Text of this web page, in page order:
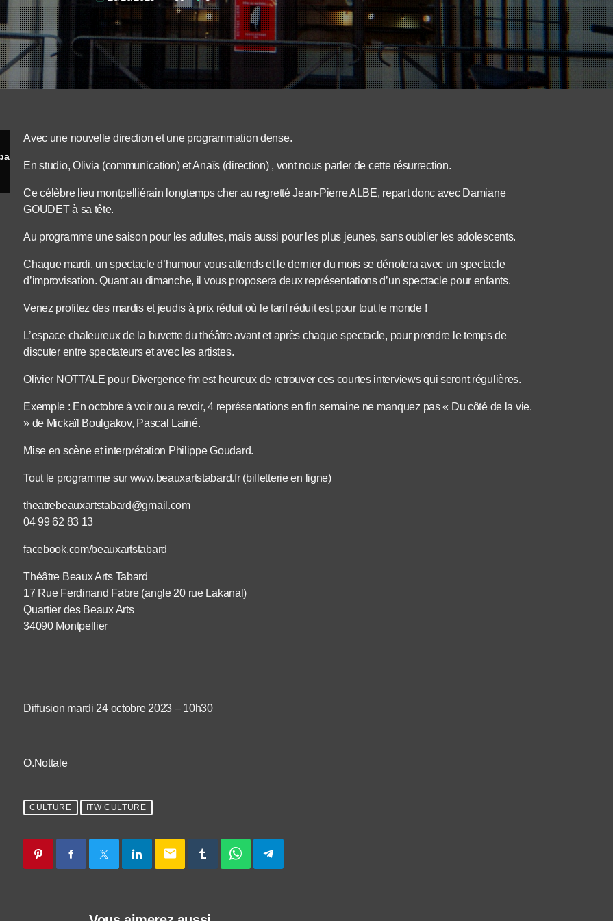
Bonne nouvelle ! Le théâtre Beaux-Arts Tabard c'est la réouverture
Avec une nouvelle direction et une programmation dense.
En studio, Olivia (communication) et Anaïs (direction) , vont nous parler de cette résurrection.
Ce célèbre lieu montpelliérain longtemps cher au regretté Jean-Pierre ALBE, repart donc avec Damiane
GOUDET à sa tête.
Au programme une saison pour les adultes, mais aussi pour les plus jeunes, sans oublier les adolescents.
Chaque mardi, un spectacle d’humour vous attends et le dernier du mois se dénotera avec un spectacle
d’improvisation. Quant au dimanche, il vous proposera deux représentations d’un spectacle pour enfants.
Venez profitez des mardis et jeudis à prix réduit où le tarif réduit est pour tout le monde !
L’espace chaleureux de la buvette du théâtre avant et après chaque spectacle, pour prendre le temps de
discuter entre spectateurs et avec les artistes.
Olivier NOTTALE pour Divergence fm est heureux de retrouver ces courtes interviews qui seront régulières.
Exemple : En octobre à voir ou a revoir, 4 représentations en fin semaine ne manquez pas « Du côté de la vie.
» de Mickaïl Boulgakov, Pascal Lainé.
Mise en scène et interprétation Philippe Goudard.
Tout le programme sur www.beauxartstabard.fr (billetterie en ligne)
theatrebeauxartstabard@gmail.com
04 99 62 83 13
facebook.com/beauxartstabard
Théâtre Beaux Arts Tabard
17 Rue Ferdinand Fabre (angle 20 rue Lakanal)
Quartier des Beaux Arts
34090 Montpellier
Diffusion mardi 24 octobre 2023 – 10h30
O.Nottale
CULTURE ITW CULTURE
email